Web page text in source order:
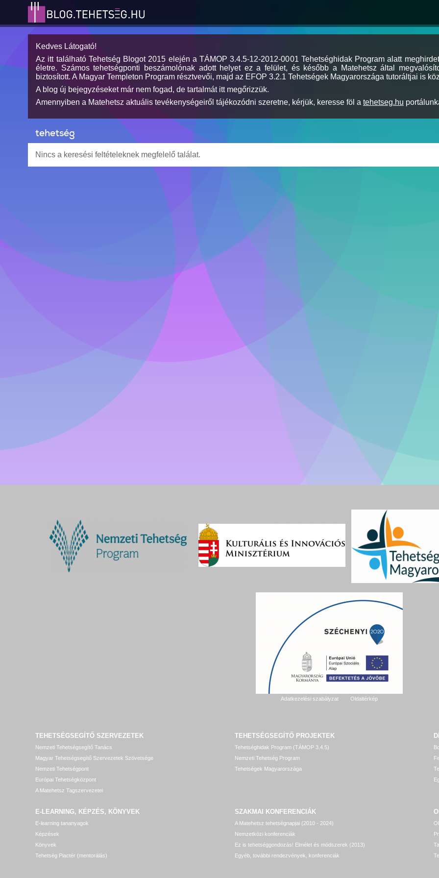
Kedves Látogató!
Az itt található Tehetség Blogot 2015 elején a TÁMOP 3.4.5-12-2012-0001 Tehetséghidak Program alatt
életre. Számos tehetségponti beszámolónak adott helyet ez a felület, és később a Matehetsz által
biztosított. A Magyar Templeton Program résztvevői, majd az EFOP 3.2.1 Tehetségek Magyarországa tutoráltjai is
A blog új bejegyzéseket már nem fogad, de tartalmát itt megőrizzük.
Amennyiben a Matehetsz aktuális tevékenységeiről tájékozódni szeretne, kérjük, keresse föl a tehetseg.hu
tehetség
Nincs a keresési feltételeknek megfelelő találat.
Adatkezelési szabályzat Oldaltérkép
TEHETSÉGSEGÍTŐ SZERVEZETEK
Nemzeti Tehetségsegítő Tanács
Magyar Tehetségsegítő Szervezetek Szövetsége
Nemzeti Tehetségpont
Európai Tehetségközpont
A Matehetsz Tagszervezetei
TEHETSÉGSEGÍTŐ PROJEKTEK
Tehetséghidak Program (TÁMOP 3.4.5)
Nemzeti Tehetség Program
Tehetségek Magyarországa
E-LEARNING, KÉPZÉS, KÖNYVEK
E-learning tananyagok
Képzések
Könyvek
Tehetség Piactér (mentorálás)
SZAKMAI KONFERENCIÁK
A Matehetsz tehetségnapjai (2010 - 2024)
Nemzetközi konferenciák
Ez is tehetséggondozás! Elmélet és módszerek (2013)
Egyéb, további rendezvények, konferenciák